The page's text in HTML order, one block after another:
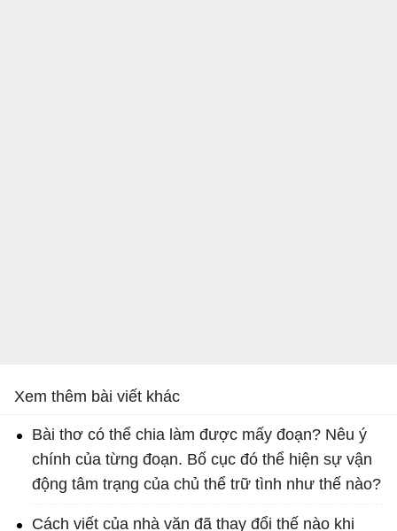
Xem thêm bài viết khác
Bài thơ có thể chia làm được mấy đoạn? Nêu ý
chính của từng đoạn. Bố cục đó thể hiện sự vận
động tâm trạng của chủ thể trữ tình như thế nào?
Cách viết của nhà văn đã thay đổi thế nào khi